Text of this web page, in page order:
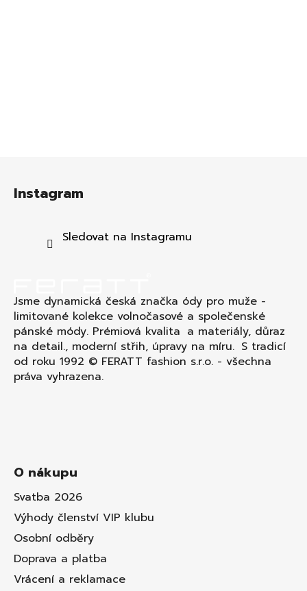
Instagram
Sledovat na Instagramu
Jsme dynamická česká značka ódy pro muže -
limitované kolekce volnočasové a společenské
pánské módy. Prémiová kvalita a materiály, důraz
na detail., moderní střih, úpravy na míru. S tradicí
od roku 1992 © FERATT fashion s.r.o. - všechna
práva vyhrazena.
O nákupu
Svatba 2026
Výhody členství VIP klubu
Osobní odběry
Doprava a platba
Vrácení a reklamace